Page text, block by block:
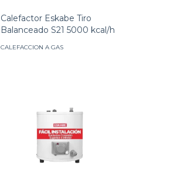
Calefactor Eskabe Tiro
Balanceado S21 5000 kcal/h
CALEFACCION A GAS